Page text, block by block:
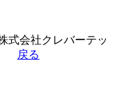
式会社クレバーテッ
戻る